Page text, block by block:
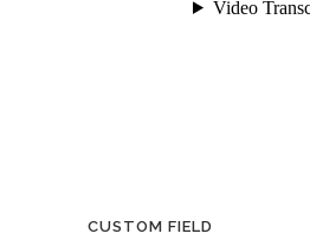
CUSTOM FIELD